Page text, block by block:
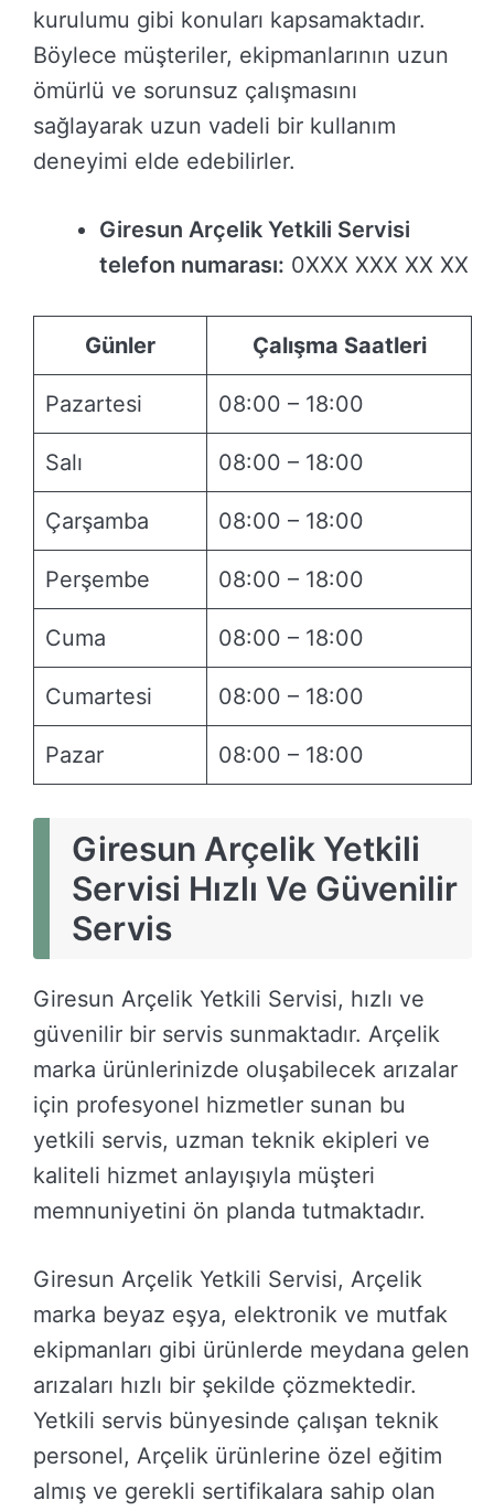
kurulumu gibi konuları kapsamaktadır.
Böylece müşteriler, ekipmanlarının uzun
ömürlü ve sorunsuz çalışmasını
sağlayarak uzun vadeli bir kullanım
deneyimi elde edebilirler.
Giresun Arçelik Yetkili Servisi
telefon numarası: 0XXX XXX XX XX
Günler Çalışma Saatleri
Pazartesi 08:00 – 18:00
Salı 08:00 – 18:00
Çarşamba 08:00 – 18:00
Perşembe 08:00 – 18:00
Cuma 08:00 – 18:00
Cumartesi 08:00 – 18:00
Pazar 08:00 – 18:00
Giresun Arçelik Yetkili
Servisi Hızlı Ve Güvenilir
Servis
Giresun Arçelik Yetkili Servisi, hızlı ve
güvenilir bir servis sunmaktadır. Arçelik
marka ürünlerinizde oluşabilecek arızalar
için profesyonel hizmetler sunan bu
yetkili servis, uzman teknik ekipleri ve
kaliteli hizmet anlayışıyla müşteri
memnuniyetini ön planda tutmaktadır.
Giresun Arçelik Yetkili Servisi, Arçelik
marka beyaz eşya, elektronik ve mutfak
ekipmanları gibi ürünlerde meydana gelen
arızaları hızlı bir şekilde çözmektedir.
Yetkili servis bünyesinde çalışan teknik
personel, Arçelik ürünlerine özel eğitim
almış ve gerekli sertifikalara sahip olan